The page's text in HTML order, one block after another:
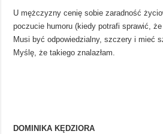
U mężczyzny cenię sobie zaradność
poczucie humoru (kiedy potrafi sprawić,
Musi być odpowiedzialny, szczery i mieć
Myślę, że takiego znalazłam.
DOMINIKA KĘDZIORA